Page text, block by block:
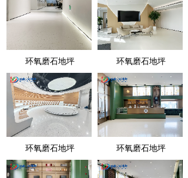
环氧磨石地坪 环氧磨石地坪
环氧磨石地坪 环氧磨石地坪